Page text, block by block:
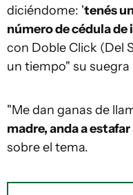
diciéndome: 'tenés
número de cédula
con Doble Click (Del
un tiempo" su suegra
"Me dan ganas de
madre, anda a
sobre el tema.